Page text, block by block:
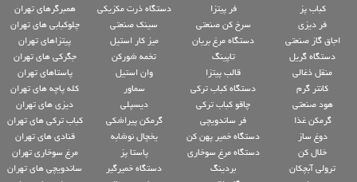
کباب پز
فر دیزی
اجاق گاز صنعتی
دستگاه گریل
منقل ذغالی
کانتر گرم
هود صنعتی
گرمکن غذا
دوغ ساز
خلال کن
ترولی آبچکان
فر پیتزا
سرخ کن صنعتی
دستگاه مرغ بریان
تاپینگ
قالب پیتزا
دستگاه کباب ترکی
چاقو کباب ترکی
فر ساندویچی
دستگاه خمیر پهن کن
دستگاه مرغ سوخاری
بردینگ
دستگاه ذرت مکزیکی
سینک صنعتی
میز کار استیل
تخمه شورکن
وان استیل
سماور
دیسپلی
گرمکن پیراشکی
یخچال نوشابه
پاستا پز
دستگاه خمیرگیر
همبرگرهای تهران
چلوکبابی های تهران
پیتزاهای تهران
جگرکی های تهران
پاستاهای تهران
کله پاچه های تهران
دیزی های تهران
کباب ترکی های تهران
قنادی های تهران
مرغ سوخاری تهران
ساندویچی های تهران